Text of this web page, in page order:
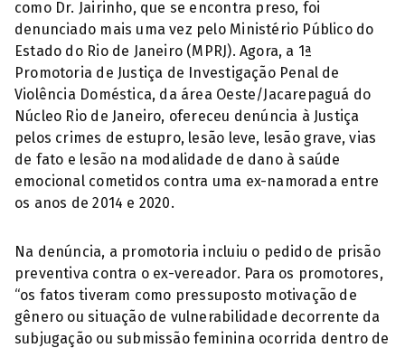
como Dr. Jairinho, que se encontra preso, foi
denunciado mais uma vez pelo Ministério Público do
Estado do Rio de Janeiro (MPRJ). Agora, a 1ª
Promotoria de Justiça de Investigação Penal de
Violência Doméstica, da área Oeste/Jacarepaguá do
Núcleo Rio de Janeiro, ofereceu denúncia à Justiça
pelos crimes de estupro, lesão leve, lesão grave, vias
de fato e lesão na modalidade de dano à saúde
emocional cometidos contra uma ex-namorada entre
os anos de 2014 e 2020.
Na denúncia, a promotoria incluiu o pedido de prisão
preventiva contra o ex-vereador. Para os promotores,
“os fatos tiveram como pressuposto motivação de
gênero ou situação de vulnerabilidade decorrente da
subjugação ou submissão feminina ocorrida dentro de